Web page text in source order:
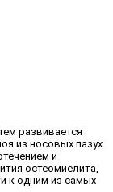
развивается
из носовых пазух.
и
остеомиелита,
к одним из самых